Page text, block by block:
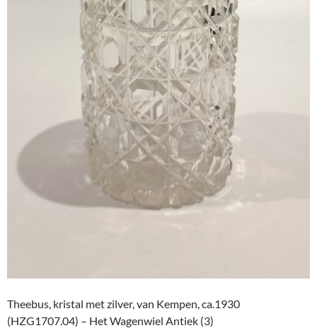
Theebus, kristal met zilver, van Kempen, ca.1930
(HZG1707.04) – Het Wagenwiel Antiek (3)